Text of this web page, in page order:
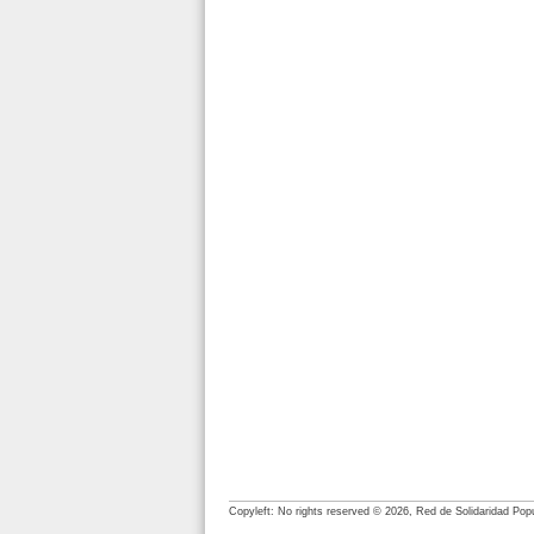
Copyleft: No rights reserved © 2026, Red de Solidaridad